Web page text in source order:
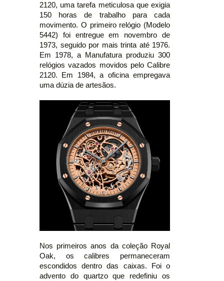
2120, uma tarefa meticulosa que exigia
150 horas de trabalho para cada
movimento. O primeiro relógio (Modelo
5442) foi entregue em novembro de
1973, seguido por mais trinta até 1976.
Em 1978, a Manufatura produziu 300
relógios vazados movidos pelo Calibre
2120. Em 1984, a oficina empregava
uma dúzia de artesãos.
Nos primeiros anos da coleção Royal
Oak, os calibres permaneceram
escondidos dentro das caixas. Foi o
advento do quartzo que redefiniu os